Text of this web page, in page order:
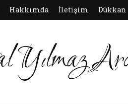
Hakkımda İletişim Dükkan
Yılmaz